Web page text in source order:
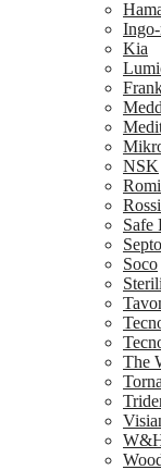
Kia
NSK
Safe
Soco
The